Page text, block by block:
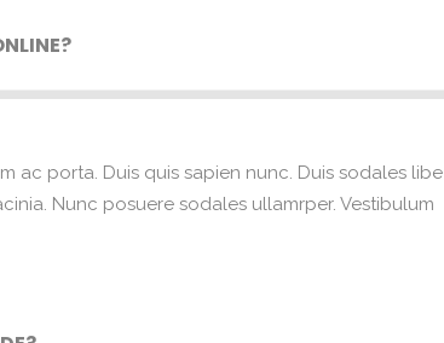
ac porta. Duis quis sapien nunc. Duis sodales libe
Nunc posuere sodales ullamrper. Vestibulum